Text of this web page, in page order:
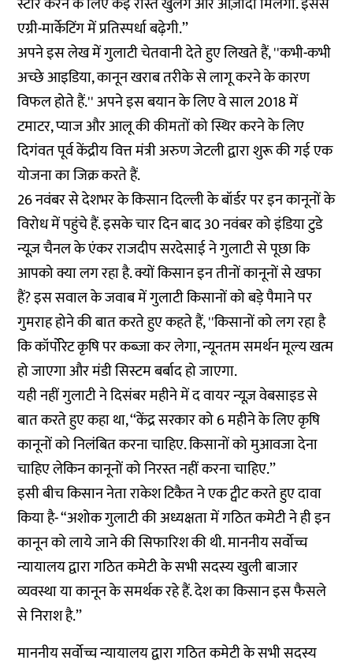
एग्री-मार्केटिंग में प्रतिस्पर्धा बढ़ेगी.’’
अपने इस लेख में गुलाटी चेतवानी देते हुए लिखते हैं, ''कभी-कभी
अच्छे आइडिया, कानून खराब तरीके से लागू करने के कारण
विफल होते हैं.'' अपने इस बयान के लिए वे साल 2018 में
टमाटर, प्याज और आलू की कीमतों को स्थिर करने के लिए
दिगंवत पूर्व केंद्रीय वित्त मंत्री अरुण जेटली द्वारा शुरू की गई एक
योजना का जिक्र करते हैं.
26 नवंबर से देशभर के किसान दिल्ली के बॉर्डर पर इन कानूनों के
विरोध में पहुंचे हैं. इसके चार दिन बाद 30 नवंबर कोइंडिया टुडे
न्यूज़ चैनलके एंकर राजदीप सरदेसाई ने गुलाटी से पूछा कि
आपको क्या लग रहा है. क्यों किसान इन तीनों कानूनों से खफा
हैं? इस सवाल के जवाब में गुलाटी किसानों को बड़े पैमाने पर
गुमराह होने की बात करते हुए कहते हैं, ''किसानों को लग रहा है
कि कॉर्पोरेट कृषि पर कब्जा कर लेगा, न्यूनतम समर्थन मूल्य खत्म
हो जाएगा और मंडी सिस्टम बर्बाद हो जाएगा.
यही नहीं गुलाटी ने दिसंबर महीने मेंद वायर न्यूज़ वेबसाइडसे
बात करते हुए कहा था, ‘‘केंद्र सरकार को 6 महीने के लिए कृषि
कानूनों को निलंबित करना चाहिए. किसानों को मुआवजा देना
चाहिए लेकिन कानूनों को निरस्त नहीं करना चाहिए.’’
इसी बीच किसान नेता राकेश टिकैत ने एक ट्वीट करते हुए दावा
किया है- “अशोक गुलाटी की अध्यक्षता में गठित कमेटी ने ही इन
कानून को लाये जाने की सिफारिश की थी. माननीय सर्वोच्च
न्यायालय द्वारा गठित कमेटी के सभी सदस्य खुली बाजार
व्यवस्था या कानून के समर्थक रहे हैं. देश का किसान इस फैसले
से निराश है.’’
माननीय सर्वोच्च न्यायालय द्वारा गठित कमेटी के सभी सदस्य